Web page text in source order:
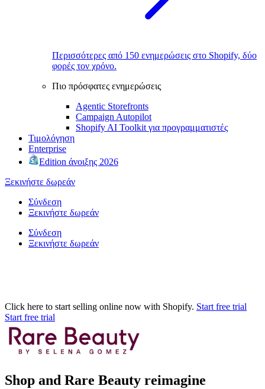
Περισσότερες από 150 ενημερώσεις στο Shopify, δύο
φορές τον χρόνο.
Πιο πρόσφατες ενημερώσεις
Agentic Storefronts
Campaign Autopilot
Shopify AI Toolkit για προγραμματιστές
Τιμολόγηση
Enterprise
Edition άνοιξης 2026
Ξεκινήστε δωρεάν
Σύνδεση
Ξεκινήστε δωρεάν
Σύνδεση
Ξεκινήστε δωρεάν
Click here to start selling online now with Shopify. Start free trial
Start free trial
Shop and Rare Beauty reimagine